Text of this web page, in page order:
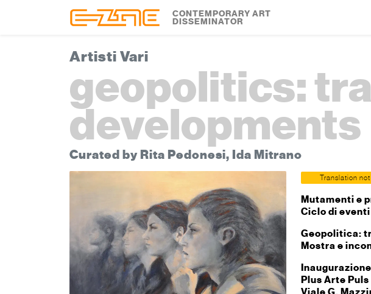
CONTEMPORARY ART
DISSEMINATOR
Artisti Vari
geopolitics:
developments
Curated by Rita Pedonesi, Ida Mitrano
Translation
Mutamenti e
Ciclo di eventi
Geopolitica:
Mostra e
Plus Arte Puls